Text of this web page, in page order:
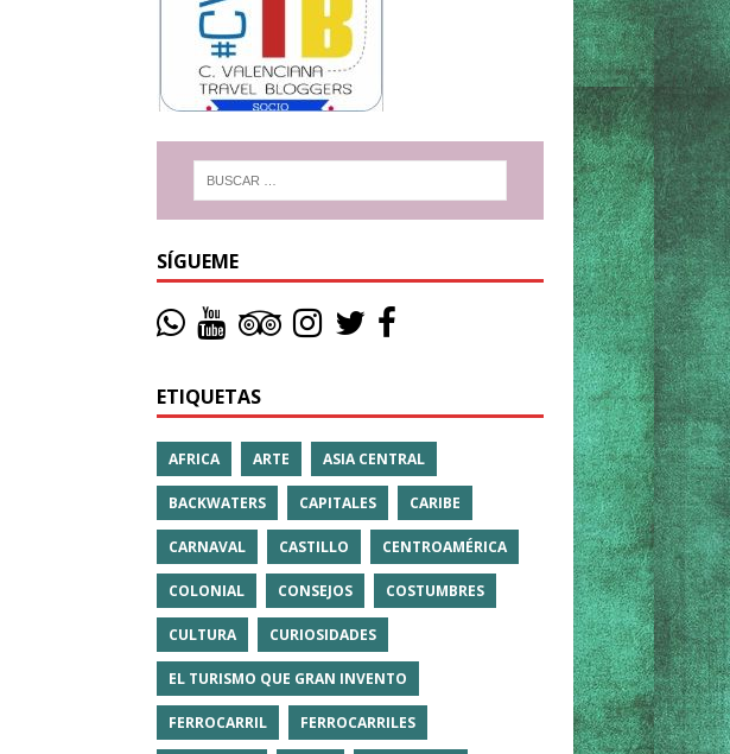
SÍGUEME
ETIQUETAS
AFRICA ARTE ASIA CENTRAL
BACKWATERS CAPITALES CARIBE
CARNAVAL CASTILLO CENTROAMÉRICA
COLONIAL CONSEJOS COSTUMBRES
CULTURA CURIOSIDADES
EL TURISMO QUE GRAN INVENTO
FERROCARRIL FERROCARRILES